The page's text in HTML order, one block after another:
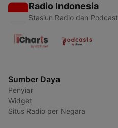
Radio Indonesia
Stasiun Radio dan Podcast
Sumber Daya
Penyiar
Widget
Situs Radio per Negara